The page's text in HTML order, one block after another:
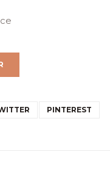
PINTEREST